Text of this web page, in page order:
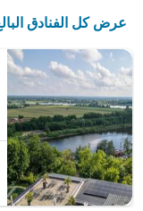
عرض كل الفنادق البالغ